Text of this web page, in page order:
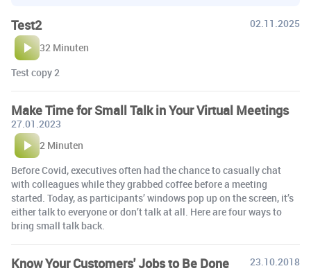
Test2
02.11.2025
32 Minuten
Test copy 2
Make Time for Small Talk in Your Virtual Meetings
27.01.2023
2 Minuten
Before Covid, executives often had the chance to casually chat
with colleagues while they grabbed coffee before a meeting
started. Today, as participants’ windows pop up on the screen, it’s
either talk to everyone or don’t talk at all. Here are four ways to
bring small talk back.
Know Your Customers' Jobs to Be Done
23.10.2018